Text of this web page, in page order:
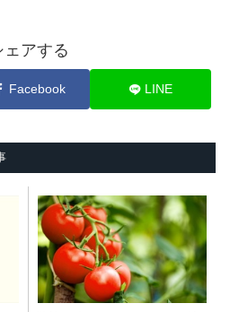
ェアする
Facebook LINE